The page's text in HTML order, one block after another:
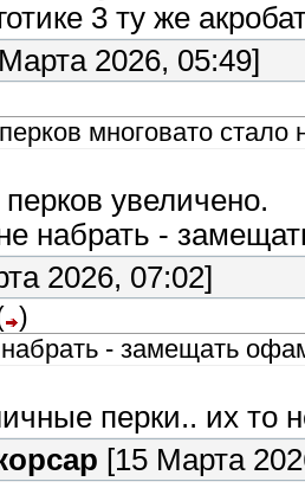
3 ту же
2026, 05:49]
многовато стало
увеличено.
набрать -
2026, 07:02]
)
- замещать
перки.. их то
[15 Марта